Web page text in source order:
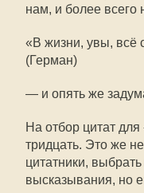
нам, и более
«В жизни, увы, всё
(Герман)
— и опять же
На отбор цитат
тридцать. Это же
цитатники,
высказывания, но